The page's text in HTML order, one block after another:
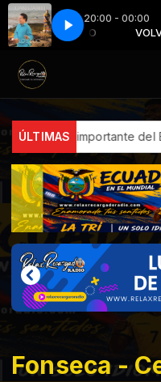
20:00 - 00:00
RELAXITO Juan
ÚLTIMASdel Ecuador
Fonseca -